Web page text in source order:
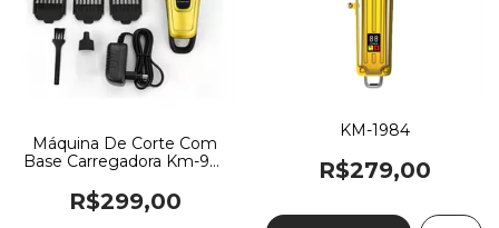
Máquina De Corte Com
Base Carregadora Km-90-
R$299,00
KM-1984
R$279,00